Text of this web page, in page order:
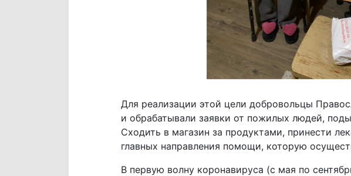
Для реализации этой цели добровольцы
и обрабатывали заявки от пожилых людей,
Сходить в магазин за продуктами, принести
главных направления помощи, которую
В первую волну коронавируса (с мая по